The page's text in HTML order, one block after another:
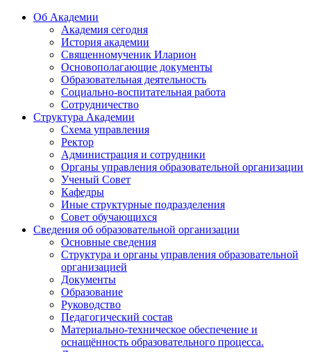
Об Академии
Академия сегодня
История академии
Священномученик Иларион
Основополагающие документы
Образовательная деятельность
Социально-воспитательная работа
Сотрудничество
Структура Академии
Схема управления
Ректор
Администрация и сотрудники
Органы управления образовательной организации
Ученый Совет
Кафедры
Иные структурные подразделения
Совет обучающихся
Сведения об образовательной организации
Основные сведения
Структура и органы управления образовательной
организацией
Документы
Образование
Руководство
Педагогический состав
Материально-техническое обеспечение и
оснащённость образовательного процесса.